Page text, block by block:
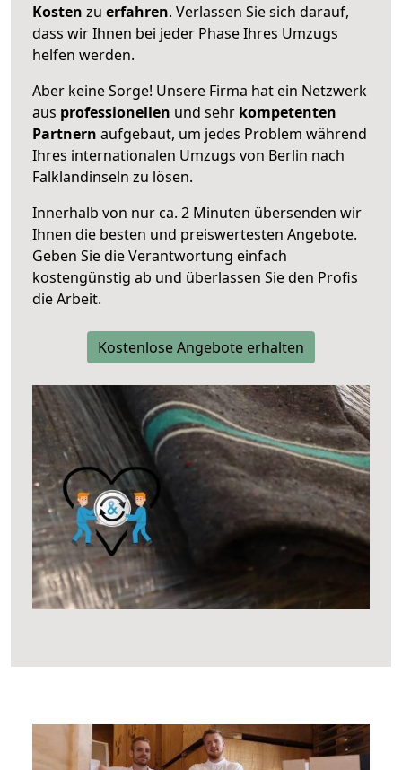
Kosten zu erfahren. Verlassen Sie sich darauf,
dass wir Ihnen bei jeder Phase Ihres Umzugs
helfen werden.
Aber keine Sorge! Unsere Firma hat ein Netzwerk
aus professionellen und sehr kompetenten
Partnern aufgebaut, um jedes Problem während
Ihres internationalen Umzugs von Berlin nach
Falklandinseln zu lösen.
Innerhalb von nur ca. 2 Minuten übersenden wir
Ihnen die besten und preiswertesten Angebote.
Geben Sie die Verantwortung einfach
kostengünstig ab und überlassen Sie den Profis
die Arbeit.
Kostenlose Angebote erhalten